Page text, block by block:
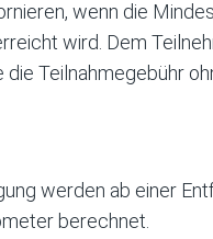
wenn die
wird. Dem
Teilnahmegebühr
werden ab einer
berechnet.